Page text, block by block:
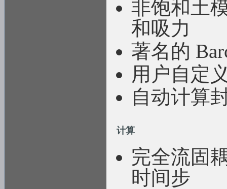
非饱和土
和吸力
著名的
用户自定
自动计算
计算
完全流固
时间步